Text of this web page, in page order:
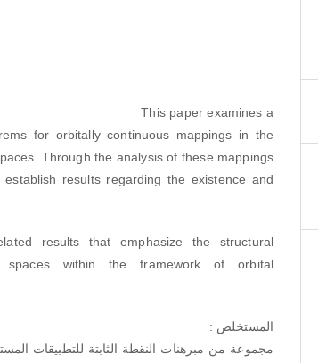
examines a
for orbitally continuous mappings in the
Through the analysis of these mappings
results regarding the existence and
results that emphasize the structural
spaces within the framework of orbital
المستخلص :
مجموعة من مبرهنات النقطة الثابتة للتطبيقات